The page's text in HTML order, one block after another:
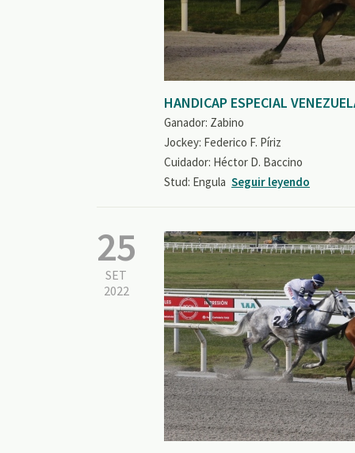
HANDICAP ESPECIAL
Ganador: Zabino
Jockey: Federico F. Píriz
Cuidador: Héctor D. Baccino
Stud: Engula Seguir leyendo
25
SET
2022